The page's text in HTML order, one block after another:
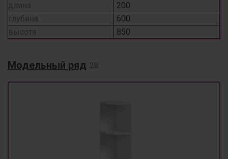
длина
200
глубина
600
высота
850
Модельный ряд